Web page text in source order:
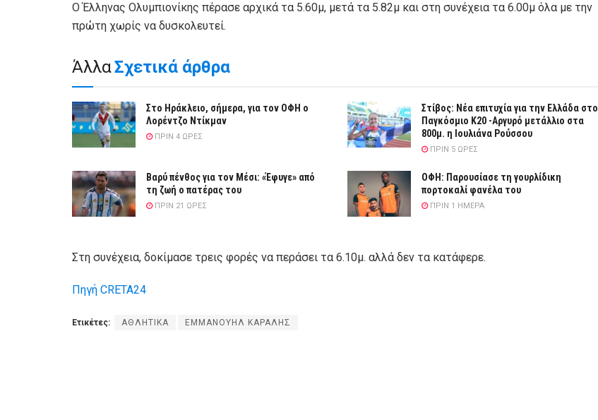
Ο Έλληνας Ολυμπιονίκης πέρασε αρχικά τα 5.60μ, μετά τα 5.82μ και στη συνέχεια τα 6.00μ όλα με την
πρώτη χωρίς να δυσκολευτεί.
ΆλλαΣχετικά άρθρα
Στο Ηράκλειο, σήμερα, για τον ΟΦΗ ο
Λορέντζο Ντίκμαν
ΠΡΙΝ 4 ΏΡΕΣ
Στίβος: Νέα επιτυχία για την Ελλάδα στο
Παγκόσμιο Κ20 -Αργυρό μετάλλιο στα
800μ. η Ιουλιάνα Ρούσσου
ΠΡΙΝ 5 ΏΡΕΣ
Βαρύ πένθος για τον Μέσι: «Έφυγε» από
τη ζωή ο πατέρας του
ΠΡΙΝ 21 ΏΡΕΣ
ΟΦΗ: Παρουσίασε τη γουρλίδικη
πορτοκαλί φανέλα του
ΠΡΙΝ 1 ΗΜΈΡΑ
Στη συνέχεια, δοκίμασε τρεις φορές να περάσει τα 6.10μ. αλλά δεν τα κατάφερε.
Πηγή CRETA24
Ετικέτες: ΑΘΛΗΤΙΚΑ ΕΜΜΑΝΟΥΗΛ ΚΑΡΑΛΗΣ